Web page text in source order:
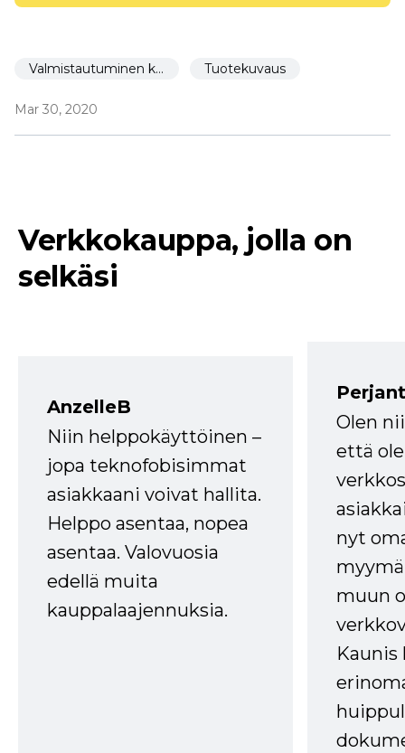
Valmistautuminen käynnistämiseen Tuotekuvaus
Mar 30, 2020
Verkkokauppa, jolla on
selkäsi
AnzelleB
Niin helppokäyttöinen –
jopa teknofobisimmat
asiakkaani voivat hallita.
Helppo asentaa, nopea
asentaa. Valovuosia
edellä muita
kauppalaajennuksia.
Olen
että
nyt
muun
Kaunis